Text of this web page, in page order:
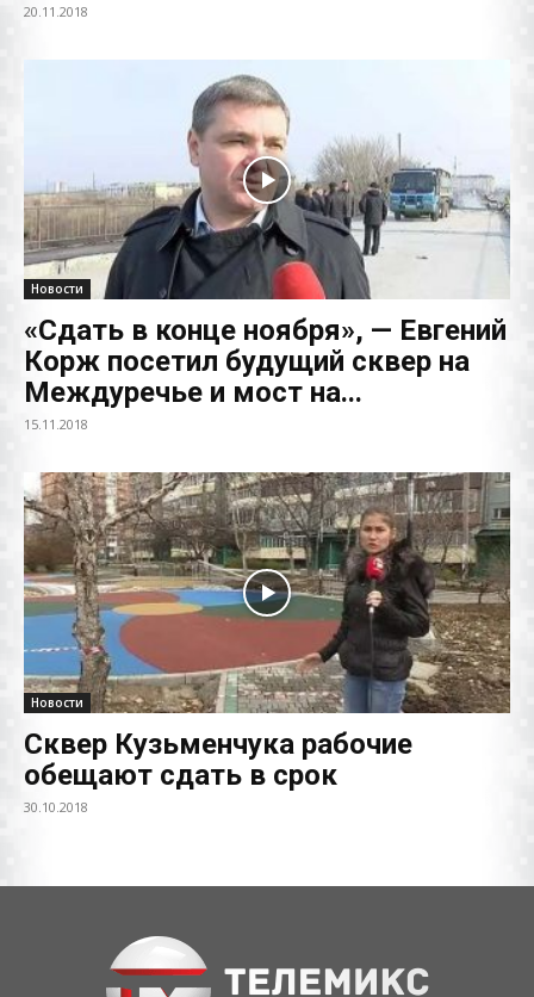
20.11.2018
Новости
«Сдать в конце ноября», — Евгений
Корж посетил будущий сквер на
Междуречье и мост на...
15.11.2018
Новости
Сквер Кузьменчука рабочие
обещают сдать в срок
30.10.2018